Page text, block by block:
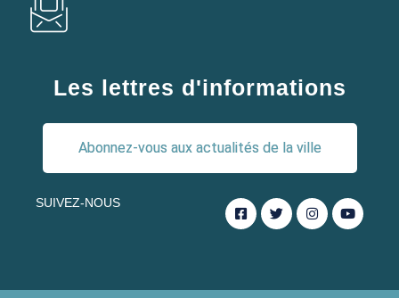
Les lettres d'informations
Abonnez-vous aux actualités de la ville
SUIVEZ-NOUS